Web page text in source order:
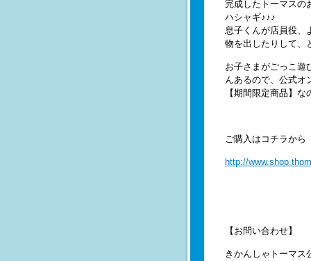
完成したトーマスの
ハシャギ♪♪♪
息子くんが店員役、
物を出したりして、
お子さまがごっこ遊
んあるので、公式オ
【期間限定商品】
ご購入はコチラから
http://
【お問い合わせ】
きかんしゃトーマス